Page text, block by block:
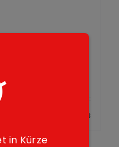
Details
in Kürze